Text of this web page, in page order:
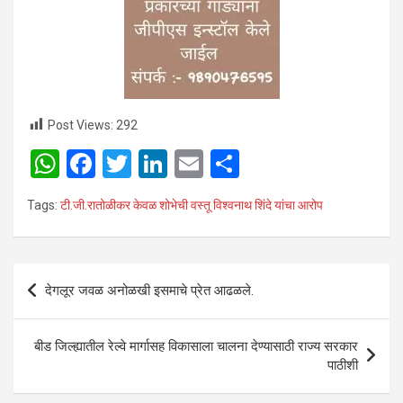
Post Views: 292
W
h
A
p
p
F
a
o
k
T
wi
Li
n
n
E
m
ail
h
Tags: टी.जी.रातोळीकर केवळ शोभेची वस्तू विश्वनाथ शिंदे यांचा आरोप
Post
navigation
देगलूर जवळ अनोळखी इसमाचे प्रेत आढळले.
बीड जिल्ह्यातील रेल्वे मार्गासह विकासाला चालना देण्यासाठी राज्य सरकार
पाठीशी